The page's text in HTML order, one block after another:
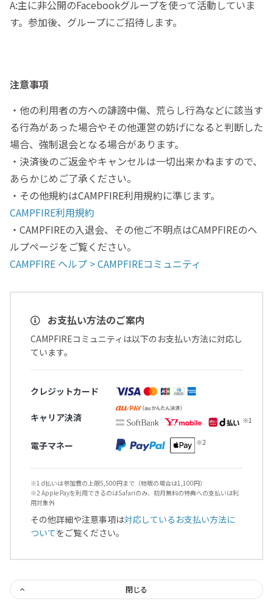
A:主に非公開のFacebookグループを使って活動していま
す。参加後、グループにご招待します。
注意事項
・他の利用者の方への誹謗中傷、荒らし行為などに該当す
る行為があった場合やその他運営の妨げになると判断した
場合、強制退会となる場合があります。
・決済後のご返金やキャンセルは一切出来かねますので、
あらかじめご了承ください。
・その他規約はCAMPFIRE利用規約に準じます。
CAMPFIRE利用規約
・CAMPFIREの入退会、その他ご不明点はCAMPFIREのヘ
ルプページをご覧ください。
CAMPFIRE ヘルプ > CAMPFIREコミュニティ
お支払い方法のご案内
CAMPFIREコミュニティは以下のお支払い方法に対応し
ています。
クレジットカード
キャリア決済
電子マネー
※1 d払いは参加費の上限5,500円まで（物販の場合は1,100円）
※2 Apple Payを利用できるのはSafariのみ、初月無料の特典への支払いは利
用対象外
その他詳細や注意事項は対応しているお支払い方法に
ついてをご覧ください。
閉じる